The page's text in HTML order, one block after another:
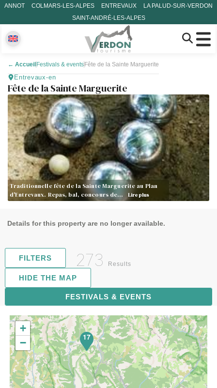
ANNOT COLMARS-LES-ALPES ENTREVAUX
LA PALUD-SUR-VERDON
SAINT-ANDRÉ-LES-ALPES
← Accueil Festivals & events Fête de la Sainte Marguerite
Entrevaux-en
Fête de la Sainte Marguerite
Traditionnelle fête de la Sainte Marguerite au Plan
d'Entrevaux. Repas, bal, concours de…
Lire plus
Details for this property are no longer available.
FILTERS 273 Results
FESTIVALS & EVENTS
HIDE THE MAP
17
71
+
−